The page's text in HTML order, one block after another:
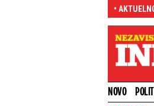
•
a tek sledi veliko povećanje
NOVO